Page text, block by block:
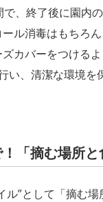
で、終了後に園内
ル消毒はもちろ
カバーをつける
い、清潔な環境
「摘む場所と
ル”として「摘む